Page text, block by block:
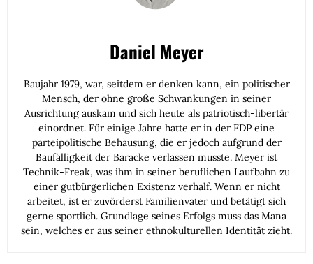
Daniel Meyer
Baujahr 1979, war, seitdem er denken kann, ein politischer
Mensch, der ohne große Schwankungen in seiner
Ausrichtung auskam und sich heute als patriotisch-libertär
einordnet. Für einige Jahre hatte er in der FDP eine
parteipolitische Behausung, die er jedoch aufgrund der
Baufälligkeit der Baracke verlassen musste. Meyer ist
Technik-Freak, was ihm in seiner beruflichen Laufbahn zu
einer gutbürgerlichen Existenz verhalf. Wenn er nicht
arbeitet, ist er zuvörderst Familienvater und betätigt sich
gerne sportlich. Grundlage seines Erfolgs muss das Mana
sein, welches er aus seiner ethnokulturellen Identität zieht.